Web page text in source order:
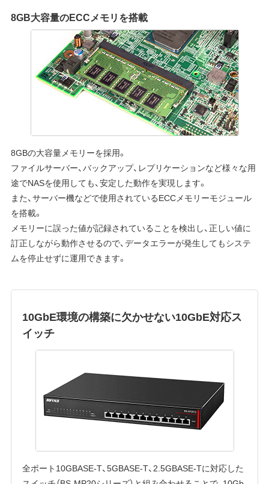
8GB大容量のECCメモリを搭載
8GBの大容量メモリーを採用。
ファイルサーバー、バックアップ、レプリケーションなど様々な用
途でNASを使用しても、安定した動作を実現します。
また、サーバー機などで使用されているECCメモリーモジュール
を搭載。
メモリーに誤った値が記録されていることを検出し、正しい値に
訂正しながら動作させるので、データエラーが発生してもシステ
ムを停止せずに運用できます。
10GbE環境の構築に欠かせない10GbE対応ス
イッチ
全ポート10GBASE-T、5GBASE-T、2.5GBASE-Tに対応した